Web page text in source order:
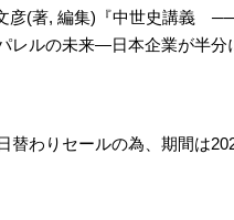
彦(著, 編集)『中世史講義
レルの未来―日本企業が半分
替わりセールの為、期間は